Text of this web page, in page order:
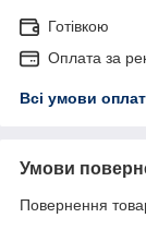
Готівкою
Оплата за
Всі умови
Умови
Повернення